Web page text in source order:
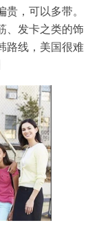
，可以多带。
、发卡之类的饰
路线，美国很难